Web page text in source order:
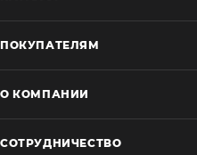
ПОКУПАТЕЛЯМ
О КОМПАНИИ
СОТРУДНИЧЕСТВО